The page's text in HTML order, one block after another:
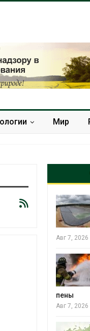
Мир
Волги и
в
Авг 7, 2026
пены
Авг 7, 2026